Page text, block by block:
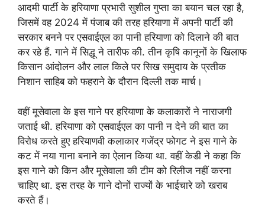
आदमी पार्टी के हरियाणा प्रभारी सुशील गुप्ता का बयान चल रहा है,
जिसमें वह 2024 में पंजाब की तरह हरियाणा में अपनी पार्टी की
सरकार बनने पर एसवाईएल का पानी हरियाणा को दिलाने की बात
कर रहे हैं. गाने में सिद्धू ने तारीफ की. तीन कृषि कानूनों के खिलाफ
किसान आंदोलन और लाल किले पर सिख समुदाय के प्रतीक
निशान साहिब को फहराने के दौरान दिल्ली तक मार्च।
वहीं मूसेवाला के इस गाने पर हरियाणा के कलाकारों ने नाराजगी
जताई थी. हरियाणा को एसवाईएल का पानी न देने की बात का
विरोध करते हुए हरियाणवी कलाकार गजेंद्र फोगट ने इस गाने के
कट में नया गाना बनाने का ऐलान किया था. वहीं केडी ने कहा कि
इस गाने को किन और मूसेवाला की टीम को रिलीज नहीं करना
चाहिए था. इस तरह के गाने दोनों राज्यों के भाईचारे को खराब
करते हैं।